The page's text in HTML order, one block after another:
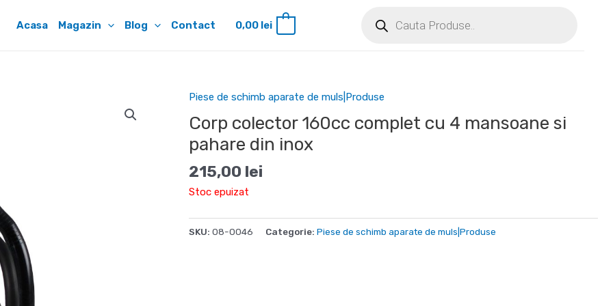
Acasa Magazin Blog Contact 0,00 lei
Piese de schimb aparate de muls|Produse
Corp colector 160cc complet cu 4 mansoane si
pahare din inox
215,00 lei
Stoc epuizat
SKU: 08-0046 Categorie: Piese de schimb aparate de muls|Produse